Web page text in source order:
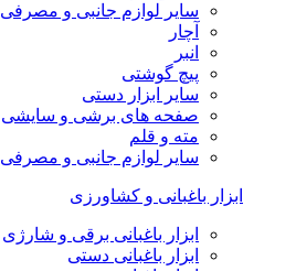
سایر لوازم جانبی و مصرفی
آچار
انبر
پیچ گوشتی
سایر ابزار دستی
صفحه های برشی و سایشی
مته و قلم
سایر لوازم جانبی و مصرفی
ابزار باغبانی و کشاورزی
ابزار باغبانی برقی و شارژی
ابزار باغبانی دستی